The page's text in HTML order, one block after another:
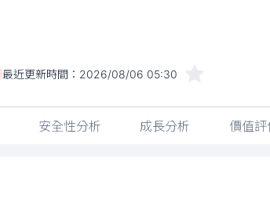
最近更新時間： 2026/08/06 05:30
安全性分析 成長分析 價值評